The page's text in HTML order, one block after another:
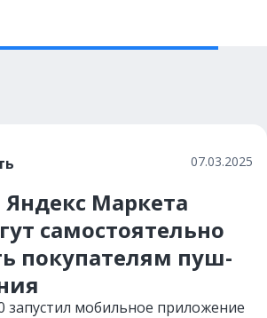
07.03.2025
Маркета
самостоятельно
покупателям пуш-
запустил мобильное приложение